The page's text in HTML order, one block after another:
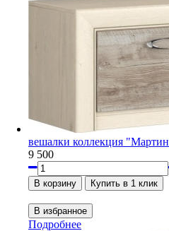
вешалки коллекция
9 500
Подробнее